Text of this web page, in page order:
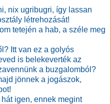
nix ugribugri, így lassan
létrehozását!
tetején a hab, a széle meg
Itt van ez a golyós
is belekeverték az
a buzgalomból?
jönnek a jogászok,
igen, ennek megint